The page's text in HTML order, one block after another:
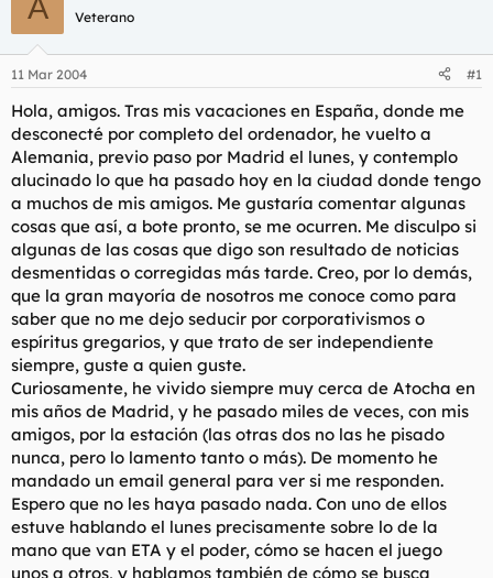
i
a
d
o
d
e
l
t
e
a
a
e
i
c
i
o
A Veterano
11 Mar 2004 #1
Hola, amigos. Tras mis vacaciones en España, donde me
desconecté por completo del ordenador, he vuelto a
Alemania, previo paso por Madrid el lunes, y contemplo
alucinado lo que ha pasado hoy en la ciudad donde tengo
a muchos de mis amigos. Me gustaría comentar algunas
cosas que así, a bote pronto, se me ocurren. Me disculpo si
algunas de las cosas que digo son resultado de noticias
desmentidas o corregidas más tarde. Creo, por lo demás,
que la gran mayoría de nosotros me conoce como para
saber que no me dejo seducir por corporativismos o
espíritus gregarios, y que trato de ser independiente
siempre, guste a quien guste.
Curiosamente, he vivido siempre muy cerca de Atocha en
mis años de Madrid, y he pasado miles de veces, con mis
amigos, por la estación (las otras dos no las he pisado
nunca, pero lo lamento tanto o más). De momento he
mandado un email general para ver si me responden.
Espero que no les haya pasado nada. Con uno de ellos
estuve hablando el lunes precisamente sobre lo de la
mano que van ETA y el poder, cómo se hacen el juego
unos a otros, y hablamos también de cómo se busca